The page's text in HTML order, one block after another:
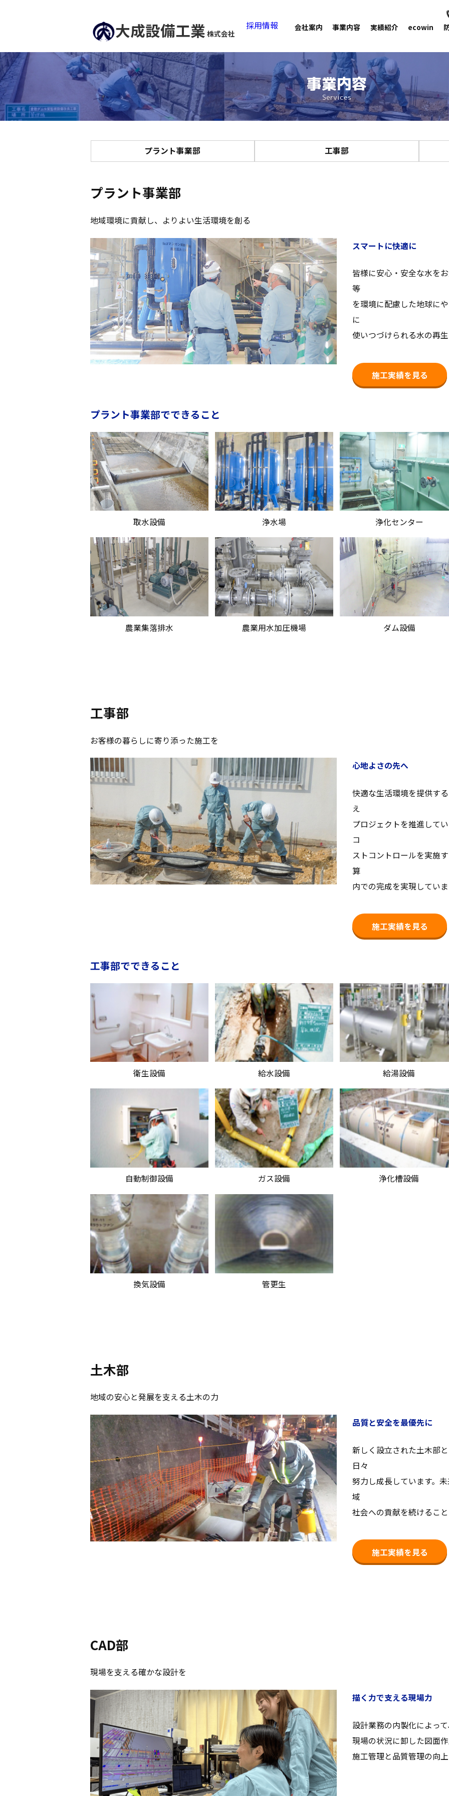
大成設備工業 株式会社
採用情報 会社案内 事業内容 実績紹介 ecowin
事業内容
Services
プラント事業部 工事部
プラント事業部
地域環境に貢献し、よりよい生活環境を創る
スマートに快適に
皆様に安心・安全な水を
等
を環境に配慮した地球に
に
使いつづけられる水の再
施工実績を見る
プラント事業部でできること
取水設備 浄水場 浄化センター
農業集落排水 農業用水加圧機場 ダム設備
工事部
お客様の暮らしに寄り添った施工を
心地よさの先へ
快適な生活環境を提供す
え
プロジェクトを推進してい
コ
ストコン トロールを実施
算
内での完成を実現してい
施工実績を見る
工事部でできること
衛生設備 給水設備 給湯設備
自動制御設備 ガス設備 浄化槽設備
換気設備 管更生
土木部
地域の安心と発展を支える土木の力
品質と安全を最優先に
新しく設立された土木部
日々
努力し成長しています。
域
社会への貢献を続けるこ
施工実績を見る
CAD部
現場を支える確かな設計を
描く力で支える現場力
設計業務の内製化によっ
現場の状況に卸した図面
施工管理と品質管理の向